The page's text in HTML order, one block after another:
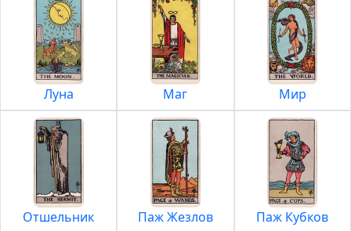
Луна Маг Мир
Отшельник Паж Жезлов Паж Кубков